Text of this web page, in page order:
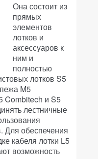
Она состоит из
прямых
элементов
лотков и
аксессуаров к
ним и
полностью
лотков S5
M5
Combitech и S5
лестничные
Для обеспечения
кабеля лотки L5
возможность